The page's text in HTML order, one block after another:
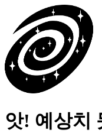
앗! 예상치